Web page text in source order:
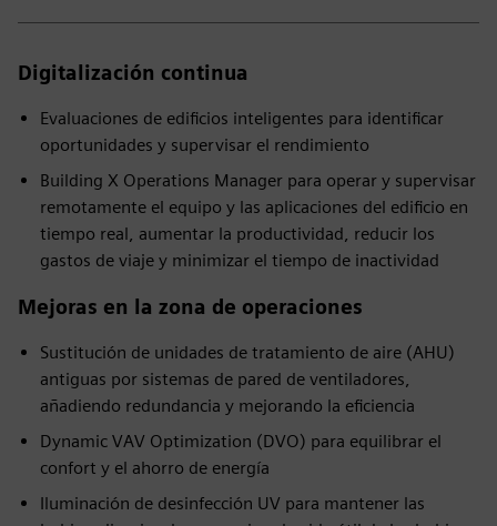
Digitalización continua
Evaluaciones de edificios inteligentes para identificar
oportunidades y supervisar el rendimiento
Building X Operations Manager para operar y supervisar
remotamente el equipo y las aplicaciones del edificio en
tiempo real, aumentar la productividad, reducir los
gastos de viaje y minimizar el tiempo de inactividad
Mejoras en la zona de operaciones
Sustitución de unidades de tratamiento de aire (AHU)
antiguas por sistemas de pared de ventiladores,
añadiendo redundancia y mejorando la eficiencia
Dynamic VAV Optimization (DVO) para equilibrar el
confort y el ahorro de energía
Iluminación de desinfección UV para mantener las